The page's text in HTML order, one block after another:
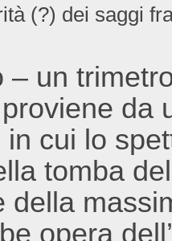
(?) dei saggi
– un
da
cui lo
tomba
della
opera